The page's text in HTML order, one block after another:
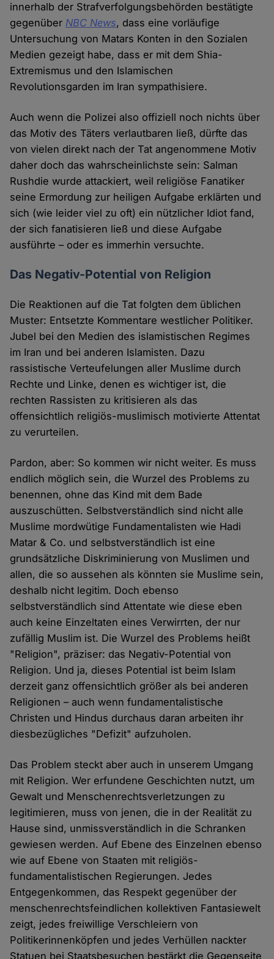
innerhalb der Strafverfolgungsbehörden bestätigte
gegenüber NBC News, dass eine vorläufige
Untersuchung von Matars Konten in den Sozialen
Medien gezeigt habe, dass er mit dem Shia-
Extremismus und den Islamischen
Revolutionsgarden im Iran sympathisiere.
Auch wenn die Polizei also offiziell noch nichts über
das Motiv des Täters verlautbaren ließ, dürfte das
von vielen direkt nach der Tat angenommene Motiv
daher doch das wahrscheinlichste sein: Salman
Rushdie wurde attackiert, weil religiöse Fanatiker
seine Ermordung zur heiligen Aufgabe erklärten und
sich (wie leider viel zu oft) ein nützlicher Idiot fand,
der sich fanatisieren ließ und diese Aufgabe
ausführte – oder es immerhin versuchte.
Das Negativ-Potential von Religion
Die Reaktionen auf die Tat folgten dem üblichen
Muster: Entsetzte Kommentare westlicher Politiker.
Jubel bei den Medien des islamistischen Regimes
im Iran und bei anderen Islamisten. Dazu
rassistische Verteufelungen aller Muslime durch
Rechte und Linke, denen es wichtiger ist, die
rechten Rassisten zu kritisieren als das
offensichtlich religiös-muslimisch motivierte Attentat
zu verurteilen.
Pardon, aber: So kommen wir nicht weiter. Es muss
endlich möglich sein, die Wurzel des Problems zu
benennen, ohne das Kind mit dem Bade
auszuschütten. Selbstverständlich sind nicht alle
Muslime mordwütige Fundamentalisten wie Hadi
Matar & Co. und selbstverständlich ist eine
grundsätzliche Diskriminierung von Muslimen und
allen, die so aussehen als könnten sie Muslime sein,
deshalb nicht legitim. Doch ebenso
selbstverständlich sind Attentate wie diese eben
auch keine Einzeltaten eines Verwirrten, der nur
zufällig Muslim ist. Die Wurzel des Problems heißt
"Religion", präziser: das Negativ-Potential von
Religion. Und ja, dieses Potential ist beim Islam
derzeit ganz offensichtlich größer als bei anderen
Religionen – auch wenn fundamentalistische
Christen und Hindus durchaus daran arbeiten ihr
diesbezügliches "Defizit" aufzuholen.
Das Problem steckt aber auch in unserem Umgang
mit Religion. Wer erfundene Geschichten nutzt, um
Gewalt und Menschenrechtsverletzungen zu
legitimieren, muss von jenen, die in der Realität zu
Hause sind, unmissverständlich in die Schranken
gewiesen werden. Auf Ebene des Einzelnen ebenso
wie auf Ebene von Staaten mit religiös-
fundamentalistischen Regierungen. Jedes
Entgegenkommen, das Respekt gegenüber der
menschenrechtsfeindlichen kollektiven Fantasiewelt
zeigt, jedes freiwillige Verschleiern von
Politikerinnenköpfen und jedes Verhüllen nackter
Statuen bei Staatsbesuchen bestärkt die Gegenseite